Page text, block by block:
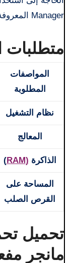
Manager المعروفة لتجنب أي ضرر.
متطلبات
المواصفات
المطلوبة
نظام التشغيل
المعالج
الذاكرة (RAM
)
المساحة على
القرص الصلب
تحميل
مانجر